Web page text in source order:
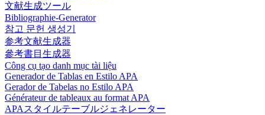
文献生成ツール
Bibliographie-Generator
참고 문헌 생성기
参考文献生成器
參考書目生成器
Công cụ tạo danh mục tài liệu
Generador de Tablas en Estilo APA
Gerador de Tabelas no Estilo APA
Générateur de tableaux au format APA
APAスタイルテーブルジェネレーター